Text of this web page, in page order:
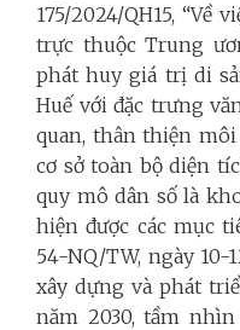
175/2024/QH15, “Về
trực thuộc Trung
phát huy giá trị di
Huế với đặc trưng
quan, thân thiện
cơ sở toàn bộ diện
quy mô dân số là
hiện được các mục
54-NQ/TW, ngày 10-
xây dựng và phát
năm 2030, tầm